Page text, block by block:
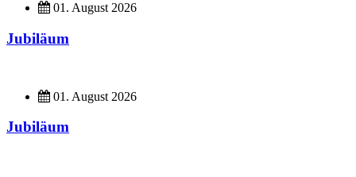
01. August 2026
Jubiläum
01. August 2026
Jubiläum